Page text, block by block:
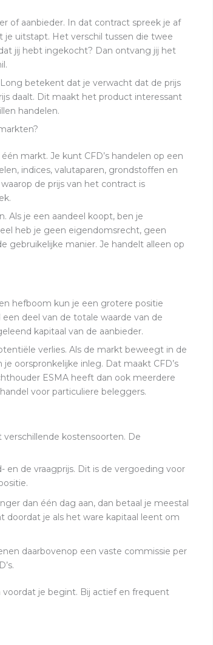
of aanbieder. In dat contract spreek je af
uitstapt. Het verschil tussen die twee
jij hebt ingekocht? Dan ontvang jij het
betekent dat je verwacht dat de prijs
daalt. Dit maakt het product interessant
handelen.
markt. Je kunt CFD’s handelen op een
indices, valutaparen, grondstoffen en
de prijs van het contract is
Als je een aandeel koopt, ben je
heb je geen eigendomsrecht, geen
gebruikelijke manier. Je handelt alleen op
hefboom kun je een grotere positie
deel van de totale waarde van de
kapitaal van de aanbieder.
verlies. Als de markt beweegt in de
oorspronkelijke inleg. Dat maakt CFD’s
ESMA heeft dan ook meerdere
voor particuliere beleggers.
verschillende kostensoorten. De
en de vraagprijs. Dit is de vergoeding voor
dan één dag aan, dan betaal je meestal
je als het ware kapitaal leent om
daarbovenop een vaste commissie per
je begint. Bij actief en frequent